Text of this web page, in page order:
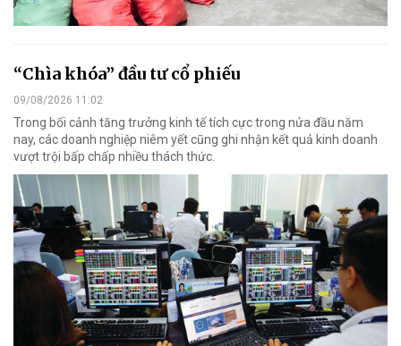
“Chìa khóa” đầu tư cổ phiếu
09/08/2026 11:02
Trong bối cảnh tăng trưởng kinh tế tích cực trong nửa đầu năm
nay, các doanh nghiệp niêm yết cũng ghi nhận kết quả kinh doanh
vượt trội bấp chấp nhiều thách thức.